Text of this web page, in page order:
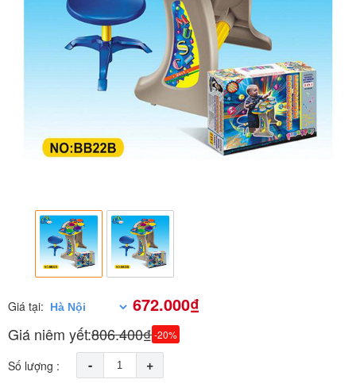
Giá tại: 672.000₫
Giá niêm yết:806.400₫-20%
Số lượng : - +